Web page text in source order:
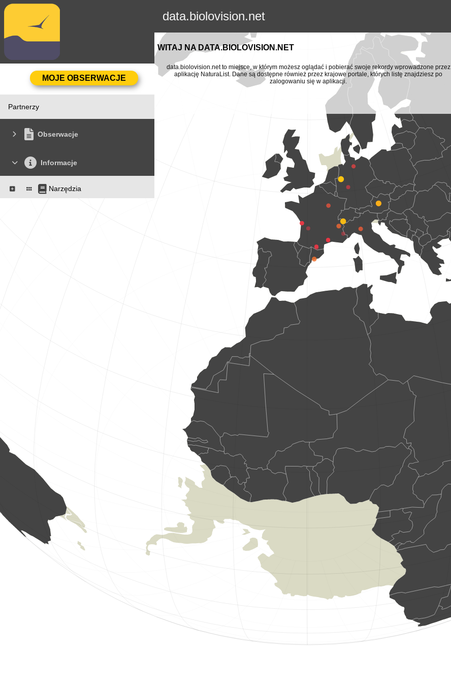
data.biolovision.net
Partnerzy
Obserwacje
Informacje
Narzędzia
WITAJ NA DATA.BIOLOVISION.NET
data.biolovision.net to miejsce, w którym możesz oglądać i pobierać swoje rekordy wprowadzone przez
aplikację NaturaList. Dane są dostępne również przez krajowe portale, których listę znajdziesz po
zalogowaniu się w aplikacji.